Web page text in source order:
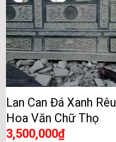
Lan Can Đá Xanh Rêu
Hoa Văn Chữ Thọ
3,500,000₫